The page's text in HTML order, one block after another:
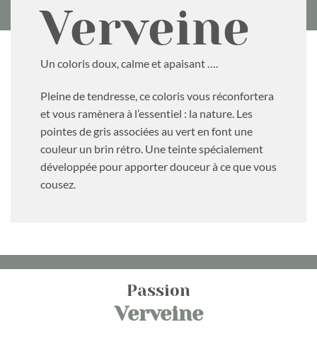
Verveine
Un coloris doux, calme et apaisant ….
Pleine de tendresse, ce coloris vous réconfortera
et vous ramènera à l’essentiel : la nature. Les
pointes de gris associées au vert en font une
couleur un brin rétro. Une teinte spécialement
développée pour apporter douceur à ce que vous
cousez.
Passion
Verveine